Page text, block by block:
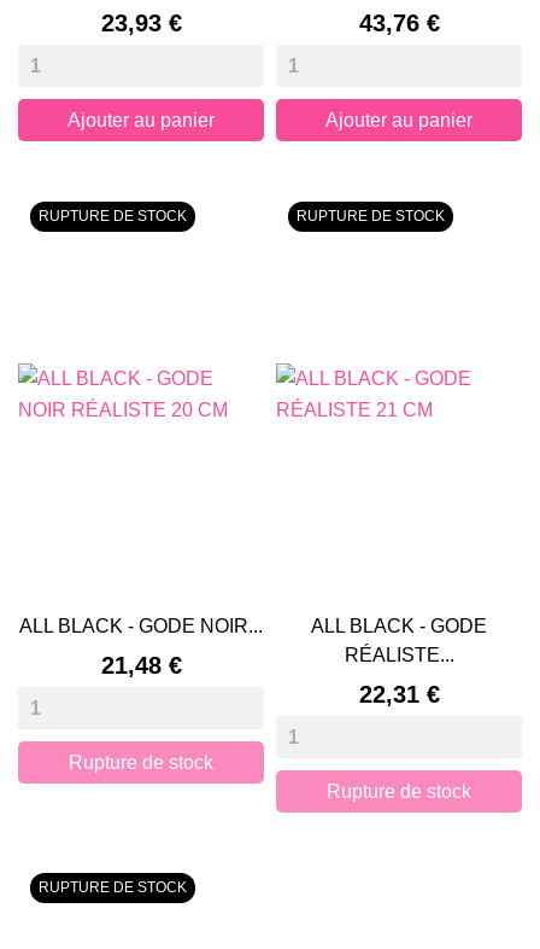
Prix
23,93 €
Ajouter au panier
Prix
43,76 €
Ajouter au panier
ALL BLACK - GODE NOIR...
Prix
21,48 €
Rupture de stock
RUPTURE DE STOCK
ALL BLACK - GODE
RÉALISTE...
Prix
22,31 €
Rupture de stock
RUPTURE DE STOCK
RUPTURE DE STOCK